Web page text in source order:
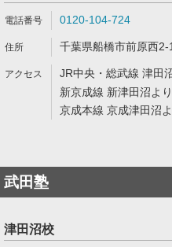
0120-104-724
千葉県船橋市前原西
JR中央・総武線 津田
新京成線 新津田沼よ
京成本線 京成津田沼
武田塾
津田沼校